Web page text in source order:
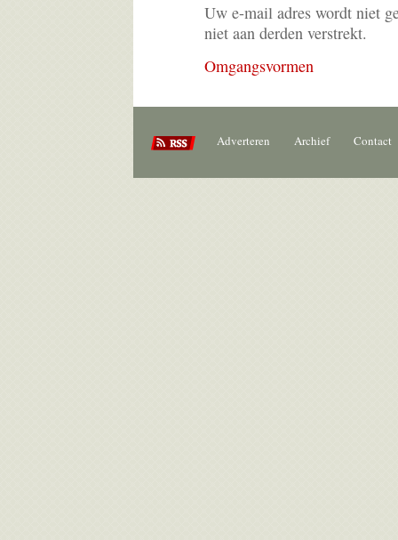
Uw e-mail adres wordt niet
niet aan derden verstrekt.
Omgangsvormen
Adverteren Archief Contact